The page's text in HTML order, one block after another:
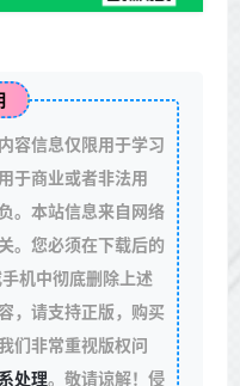
容信息仅限用于学习
于商业或者非法用
。本站信息来自网络
。您必须在下载后的
机中彻底删除上述
，请支持正版，购买
们非常重视版权问
处理。敬请谅解！侵